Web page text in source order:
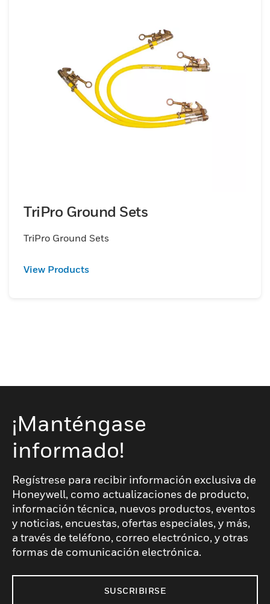
TriPro Ground Sets
TriPro Ground Sets
View Products
¡Manténgase
informado!
Regístrese para recibir información exclusiva de
Honeywell, como actualizaciones de producto,
información técnica, nuevos productos, eventos
y noticias, encuestas, ofertas especiales, y más,
a través de teléfono, correo electrónico, y otras
formas de comunicación electrónica.
SUSCRIBIRSE